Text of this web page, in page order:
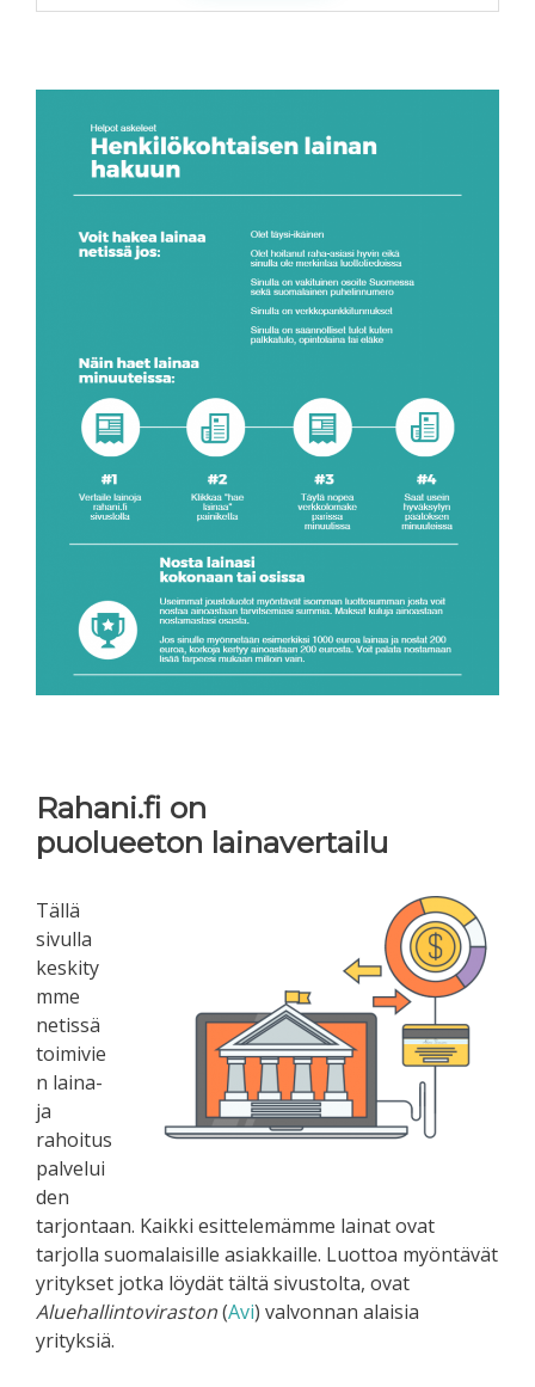
Rahani.fi on
puolueeton lainavertailu
Tällä
sivulla
keskity
mme
netissä
toimivie
n laina-
ja
rahoitus
palvelui
den
tarjontaan. Kaikki esittelemämme lainat ovat
tarjolla suomalaisille asiakkaille. Luottoa myöntävät
yritykset jotka löydät tältä sivustolta, ovat
Aluehallintoviraston(Avi) valvonnan alaisia
yrityksiä.